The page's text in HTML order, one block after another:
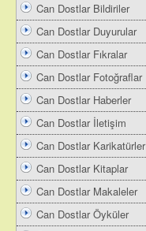
Can Dostlar Bildiriler
Can Dostlar Duyurular
Can Dostlar Fıkralar
Can Dostlar Fotoğraflar
Can Dostlar Haberler
Can Dostlar İletişim
Can Dostlar Karikatürler
Can Dostlar Kitaplar
Can Dostlar Makaleler
Can Dostlar Öyküler